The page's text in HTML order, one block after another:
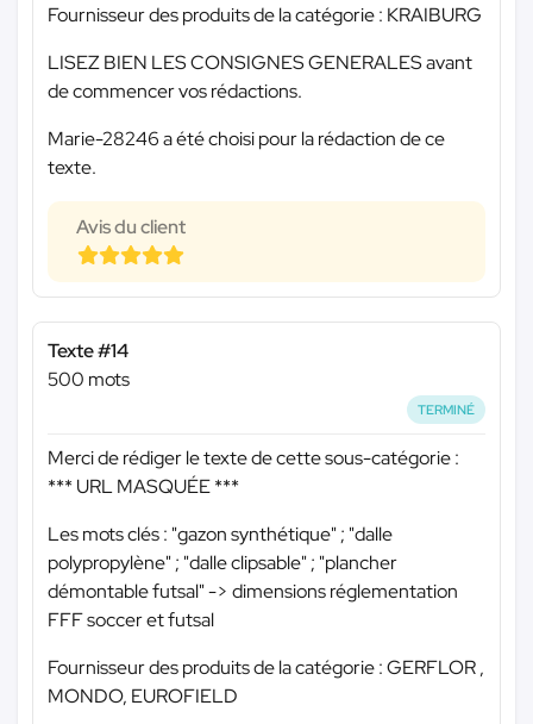
Fournisseur des produits de la catégorie : KRAIBURG
LISEZ BIEN LES CONSIGNES GENERALES avant
de commencer vos rédactions.
Marie-28246 a été choisi pour la rédaction de ce
texte.
Avis du client
Texte #14
500 mots
TERMINÉ
Merci de rédiger le texte de cette sous-catégorie :
*** URL MASQUÉE ***
Les mots clés : "gazon synthétique" ; "dalle
polypropylène" ; "dalle clipsable" ; "plancher
démontable futsal" -> dimensions réglementation
FFF soccer et futsal
Fournisseur des produits de la catégorie : GERFLOR ,
MONDO, EUROFIELD